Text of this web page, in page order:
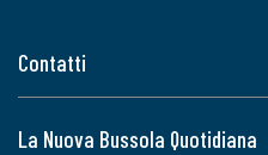
Contatti
La Nuova Bussola Quotidiana